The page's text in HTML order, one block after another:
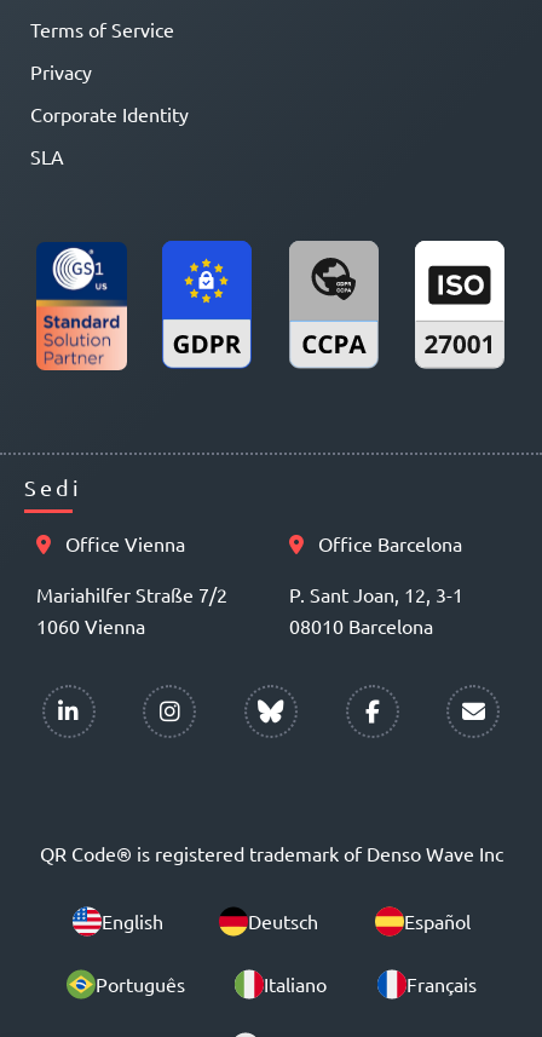
Terms of Service
Privacy
Corporate Identity
SLA
Sedi
Office Vienna
Mariahilfer Straße 7/2
1060 Vienna
Office Barcelona
P. Sant Joan, 12, 3-1
08010 Barcelona
QR Code® is registered trademark of Denso Wave Inc
English Deutsch Español
Português Italiano Français